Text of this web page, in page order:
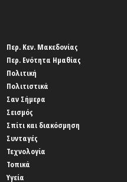
Περ. Κεν. Μακεδονίας
Περ. Ενότητα Ημαθίας
Πολιτική
Πολιτιστικά
Σαν Σήμερα
Σεισμός
Σπίτι και διακόσμηση
Συνταγές
Τεχνολογία
Τοπικά
Υγεία